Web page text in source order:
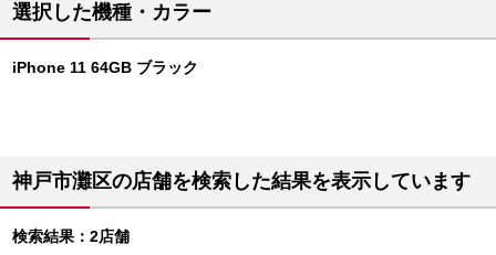
選択した機種・カラー
iPhone 11 64GB ブラック
神戸市灘区の店舗を検索した結果を表示しています
検索結果：2店舗